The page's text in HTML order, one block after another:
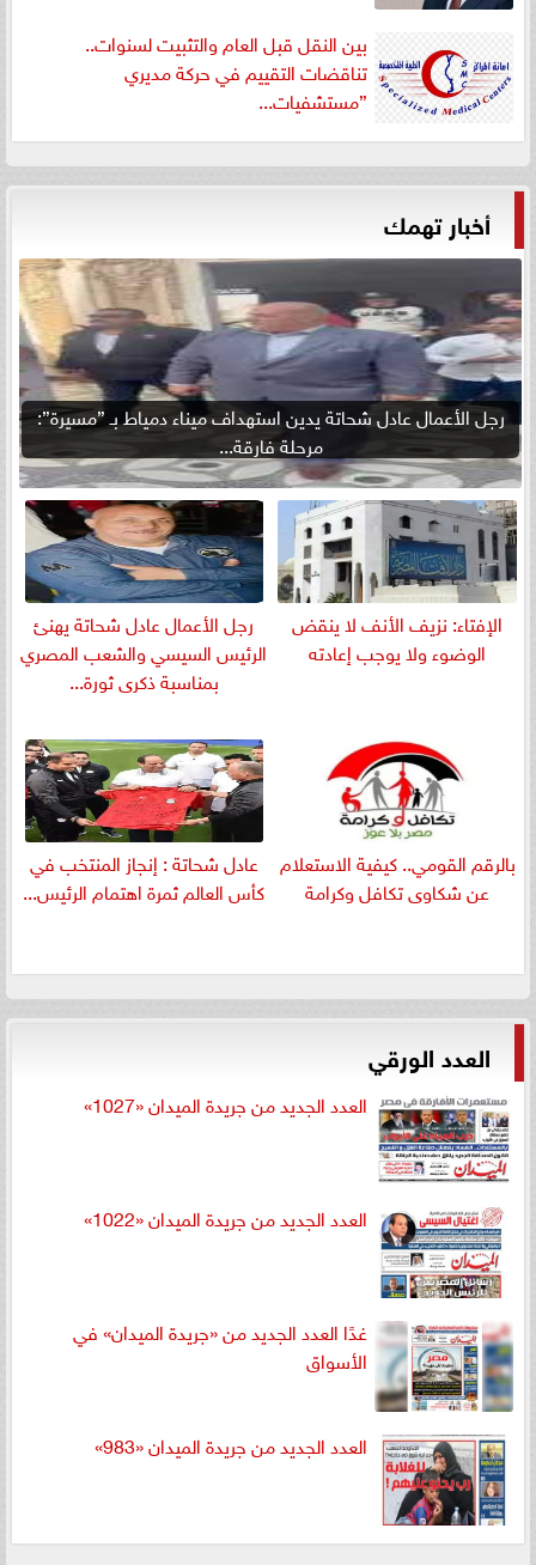
بين النقل قبل العام والتثبيت لسنوات..
تناقضات التقييم في حركة مديري
”مستشفيات...
أخبار تهمك
رجل الأعمال عادل شحاتة يدين استهداف ميناء دمياط بـ ”مسيرة”:
مرحلة فارقة...
الإفتاء: نزيف الأنف لا ينقض
الوضوء ولا يوجب إعادته
رجل الأعمال عادل شحاتة يهنئ
الرئيس السيسي والشعب المصري
بمناسبة ذكرى ثورة...
بالرقم القومي.. كيفية الاستعلام
عن شكاوى تكافل وكرامة
عادل شحاتة : إنجاز المنتخب في
كأس العالم ثمرة اهتمام الرئيس...
العدد الورقي
العدد الجديد من جريدة الميدان «1027»
العدد الجديد من جريدة الميدان «1022»
غدًا العدد الجديد من «جريدة الميدان» في
الأسواق
العدد الجديد من جريدة الميدان «983»